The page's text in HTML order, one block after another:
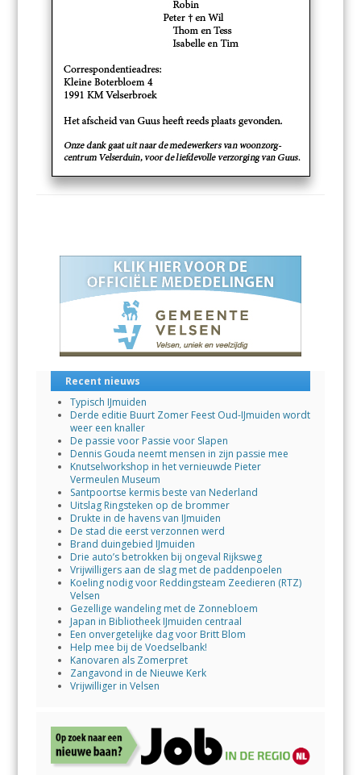
Recent nieuws
Typisch IJmuiden
Derde editie Buurt Zomer Feest Oud-IJmuiden wordt
weer een knaller
De passie voor Passie voor Slapen
Dennis Gouda neemt mensen in zijn passie mee
Knutselworkshop in het vernieuwde Pieter
Vermeulen Museum
Santpoortse kermis beste van Nederland
Uitslag Ringsteken op de brommer
Drukte in de havens van IJmuiden
De stad die eerst verzonnen werd
Brand duingebied IJmuiden
Drie auto’s betrokken bij ongeval Rijksweg
Vrijwilligers aan de slag met de paddenpoelen
Koeling nodig voor Reddingsteam Zeedieren (RTZ)
Velsen
Gezellige wandeling met de Zonnebloem
Japan in Bibliotheek IJmuiden centraal
Een onvergetelijke dag voor Britt Blom
Help mee bij de Voedselbank!
Kanovaren als Zomerpret
Zangavond in de Nieuwe Kerk
Vrijwilliger in Velsen